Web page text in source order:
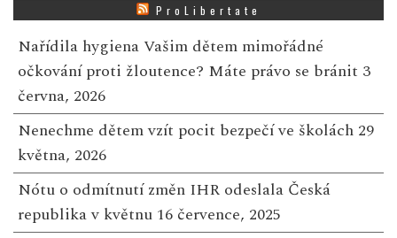
ProLibertate
Nařídila hygiena Vašim dětem mimořádné
očkování proti žloutence? Máte právo se bránit 3
června, 2026
Nenechme dětem vzít pocit bezpečí ve školách 29
května, 2026
Nótu o odmítnutí změn IHR odeslala Česká
republika v květnu 16 července, 2025